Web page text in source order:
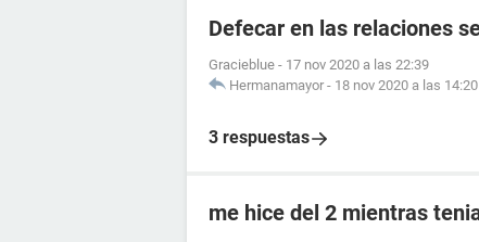
Defecar en las relaciones
Gracieblue - 17 nov 2020 a las 22:39
Hermanamayor - 18 nov 2020 a las 14:20
3 respuestas
me hice del 2 mientras